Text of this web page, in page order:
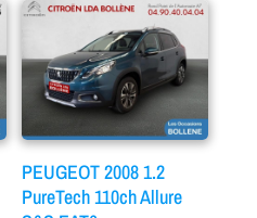
PEUGEOT 2008 1.2
PureTech 110ch Allure